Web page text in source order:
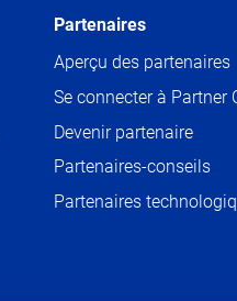
Partenaires
Aperçu des partenaires
Se connecter à Partner
Devenir partenaire
Partenaires-conseils
Partenaires